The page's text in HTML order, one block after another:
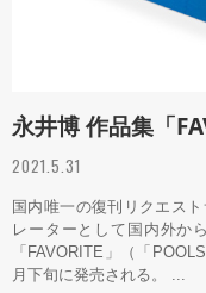
永井博 作品集「
2021.5.31
国内唯一の復刊リクエス
レーターとして国内外か
「FAVORITE」（「
月下旬に発売される。 ...